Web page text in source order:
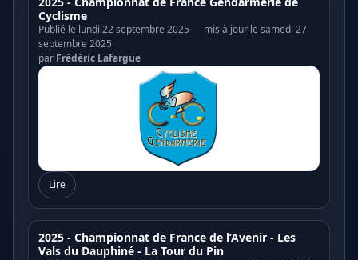
Cyclisme
Publié le lundi 22 septembre 2025 — mis à jour le samedi 27
septembre 2025
par Frédéric Lafargue
Lire
2025 - Championnat de France de l’Avenir - Les
Vals du Dauphiné - La Tour du Pin